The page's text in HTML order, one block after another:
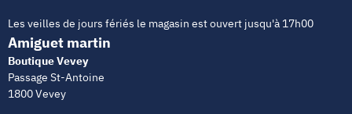
Les veilles de jours fériés le magasin est ouvert jusqu'à 17h00
Amiguet martin
Boutique Vevey
Passage St-Antoine
1800 Vevey